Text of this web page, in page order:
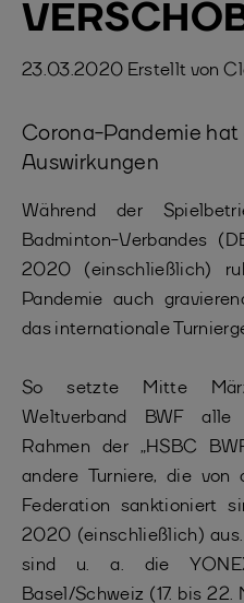
23.03.2020 Erstellt von
Corona-Pandemie hat
Auswirkungen
Während der
Badminton-Verbandes
2020 (einschließlich)
Pandemie auch
das internationale
So setzte Mitte
Weltverband BWF alle
Rahmen der „HSBC
andere Turniere, die von
Federation sanktioniert
2020 (einschließlich)
sind u. a. die
Basel/Schweiz (17. bis